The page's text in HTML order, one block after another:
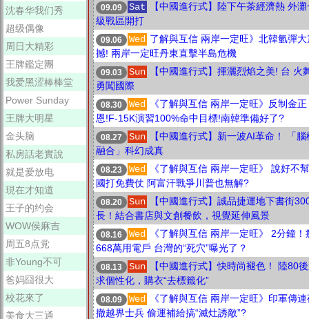
沈春华我们秀
超级偶像
周日大精彩
王牌鑑定團
我爱黑涩棒棒堂
Power Sunday
王牌大明星
金头脑
私房話老實說
就是爱放电
現在才知道
王子的约会
WOW侯麻吉
周五8点党
非Young不可
爸妈囧很大
校花來了
美食大三通
09.09 Sat
【中國進行式】陸下午茶經濟熱 外灘
級戰區開打
09.06 Wed 了解與互信 兩岸一定旺》北韓氫彈大
撼! 兩岸一定旺丹東直擊半島危機
09.03 Sun
【中國進行式】揮灑烈焰之美! 台 火
勇闖國際
08.30 Wed
《了解與互信 兩岸一定旺》反制金正
恩!F-15K演習100%命中目標!南韓準備好了?
08.27 Sun
【中國進行式】新一波AI革命！ 「腦
融合」科幻成真
08.23 Wed
《了解與互信 兩岸一定旺》 說好不
國打免費仗 阿富汗戰爭川普也無解?
08.20 Sun
【中國進行式】誠品捷運地下書街
長！結合書店與文創餐飲，視覺延伸風景
08.16 Wed
《了解與互信 兩岸一定旺》 2分鐘！
668萬用電戶 台灣的“死穴”曝光了？
08.13 Sun
【中國進行式】快時尚褪色！ 陸80
求個性化，購衣“去標籤化”
08.09 Wed
《了解與互信 兩岸一定旺》印軍傳連
撤越界士兵 偷運補給搞“滅灶誘敵”?